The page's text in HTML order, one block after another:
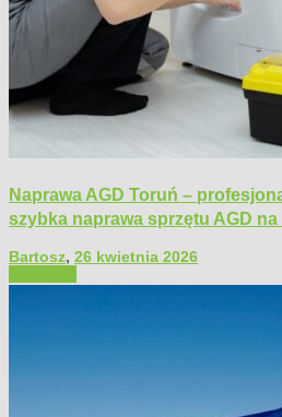
Naprawa AGD Toruń –
szybka naprawa sprzętu AGD
Bartosz, 26 kwietnia 2026